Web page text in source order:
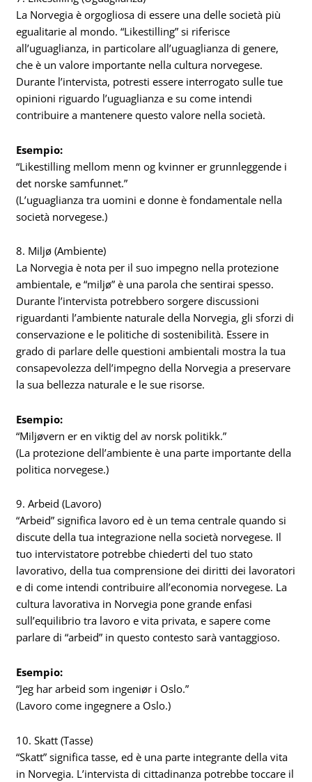
La Norvegia è orgogliosa di essere una delle società più
egualitarie al mondo. “Likestilling” si riferisce
all’uguaglianza, in particolare all’uguaglianza di genere,
che è un valore importante nella cultura norvegese.
Durante l’intervista, potresti essere interrogato sulle tue
opinioni riguardo l’uguaglianza e su come intendi
contribuire a mantenere questo valore nella società.
Esempio:
“Likestilling mellom menn og kvinner er grunnleggende i
det norske samfunnet.”
(L’uguaglianza tra uomini e donne è fondamentale nella
società norvegese.)
8. Miljø (Ambiente)
La Norvegia è nota per il suo impegno nella protezione
ambientale, e “miljø” è una parola che sentirai spesso.
Durante l’intervista potrebbero sorgere discussioni
riguardanti l’ambiente naturale della Norvegia, gli sforzi di
conservazione e le politiche di sostenibilità. Essere in
grado di parlare delle questioni ambientali mostra la tua
consapevolezza dell’impegno della Norvegia a preservare
la sua bellezza naturale e le sue risorse.
Esempio:
“Miljøvern er en viktig del av norsk politikk.”
(La protezione dell’ambiente è una parte importante della
politica norvegese.)
9. Arbeid (Lavoro)
“Arbeid” significa lavoro ed è un tema centrale quando si
discute della tua integrazione nella società norvegese. Il
tuo intervistatore potrebbe chiederti del tuo stato
lavorativo, della tua comprensione dei diritti dei lavoratori
e di come intendi contribuire all’economia norvegese. La
cultura lavorativa in Norvegia pone grande enfasi
sull’equilibrio tra lavoro e vita privata, e sapere come
parlare di “arbeid” in questo contesto sarà vantaggioso.
Esempio:
“Jeg har arbeid som ingeniør i Oslo.”
(Lavoro come ingegnere a Oslo.)
10. Skatt (Tasse)
“Skatt” significa tasse, ed è una parte integrante della vita
in Norvegia. L’intervista di cittadinanza potrebbe toccare il